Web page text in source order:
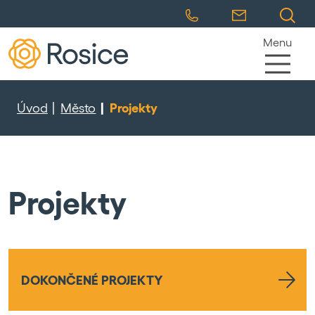
Menu
Úvod Město Projekty
Projekty
DOKONČENÉ PROJEKTY